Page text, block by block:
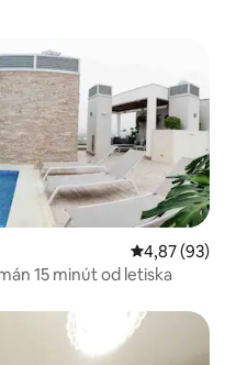
Priemerné
4,87 (93)
15 minút od letiska